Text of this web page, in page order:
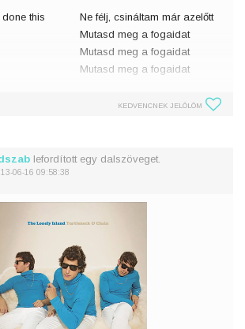
this
Ne félj, csináltam már azelőtt
Mutasd meg a fogaidat
Mutasd meg a fogaidat
Mutasd meg a fogaidat
Nem akarok pénztelen lenni
Csak szexelni akarok
KEDVENCNEK JELÖLÖM
lefordított egy dalszöveget.
06-16 09:58:38